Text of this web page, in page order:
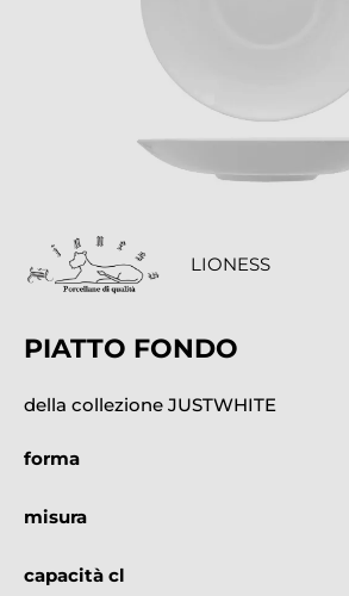
LIONESS
PIATTO FONDO
della collezione JUSTWHITE
forma
misura
capacità cl